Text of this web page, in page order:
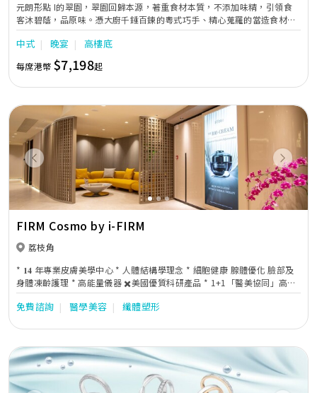
元朗形點 I的翠園，翠園回歸本源，著重食材本質，不添加味精，引領食
客沐碧蔭，品原味。憑大廚千錘百鍊的粵式巧手、精心蒐羅的當造食材、
對飲食文化的不懈鑽研、及清雅脫俗的用膳環境，食客有如漫步竹林大道
上，舌尖五感浸沉翠園氤氳，以心細嚐君子之美膳。
中式 晚宴 高樓底
每席港幣 $7,198起
Previous Next
FIRM Cosmo by i-FIRM
荔枝角
* 𝟏𝟒 年專業皮膚美學中心 * 人體結構學理念 * 細胞健康 腺體優化 臉部及
身體凍齡護理 * 高能量儀器 ✖️美國優質科研產品 * 1+1「醫美協同」高效
皮膚護理 * 頭療育髮護理 * 𝟓 感體驗
免費諮詢 醫學美容 纖體塑形